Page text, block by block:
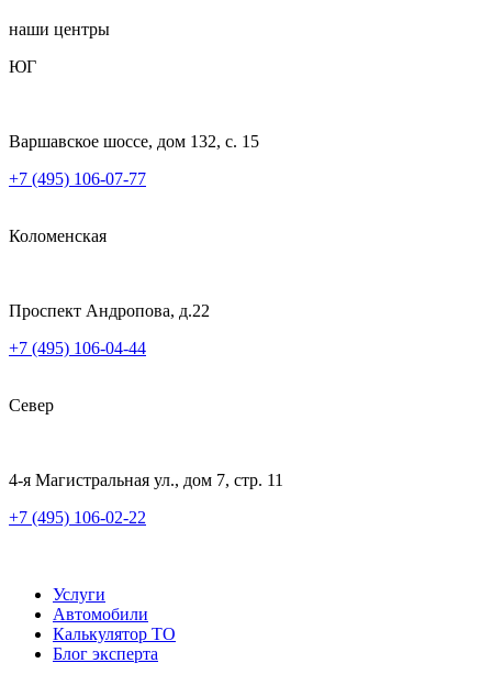
наши центры
ЮГ
Варшавское шоссе, дом 132, с. 15
+7 (495) 106-07-77
Коломенская
Проспект Андропова, д.22
+7 (495) 106-04-44
Север
4-я Магистральная ул., дом 7, стр. 11
+7 (495) 106-02-22
Услуги
Автомобили
Калькулятор ТО
Блог эксперта